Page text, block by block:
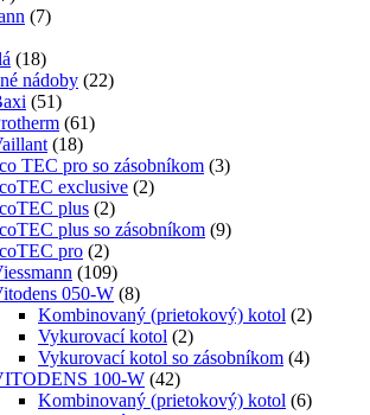
(7)
(18)
nádoby (22)
(51)
(61)
(18)
TEC pro so zásobníkom (3)
exclusive (2)
plus (2)
plus so zásobníkom (9)
pro (2)
(109)
050-W (8)
Kombinovaný (prietokový) kotol (2)
Vykurovací kotol (2)
Vykurovací kotol so zásobníkom (4)
100-W (42)
Kombinovaný (prietokový) kotol (6)